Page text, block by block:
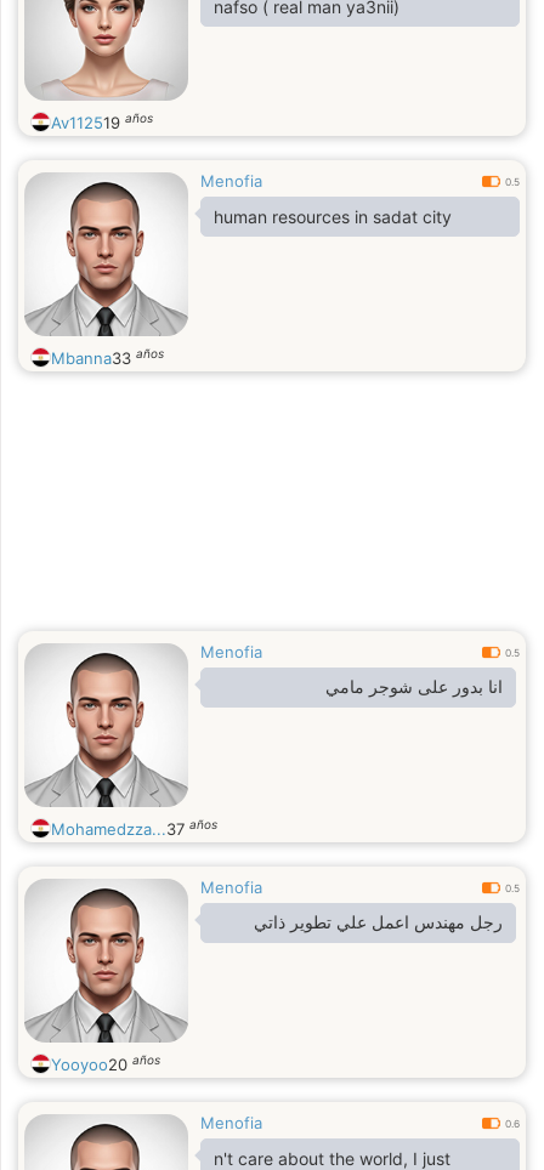
nafso ( real man ya3nii)
Av112519 años
Menofia 0.5
human resources in sadat city
Mbanna33 años
Menofia 0.5
انا بدور على شوجر مامي
Mohamedzza...37 años
Menofia 0.5
رجل مهندس اعمل علي تطوير ذاتي
Yooyoo20 años
Menofia 0.6
n't care about the world, I just